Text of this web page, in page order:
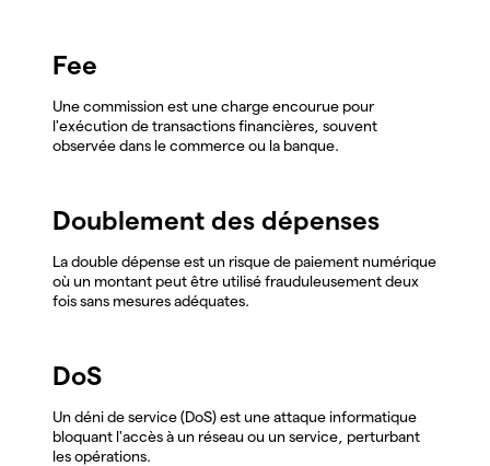
Fee
Une commission est une charge encourue pour
l'exécution de transactions financières, souvent
observée dans le commerce ou la banque.
Doublement des dépenses
La double dépense est un risque de paiement numérique
où un montant peut être utilisé frauduleusement deux
fois sans mesures adéquates.
DoS
Un déni de service (DoS) est une attaque informatique
bloquant l'accès à un réseau ou un service, perturbant
les opérations.